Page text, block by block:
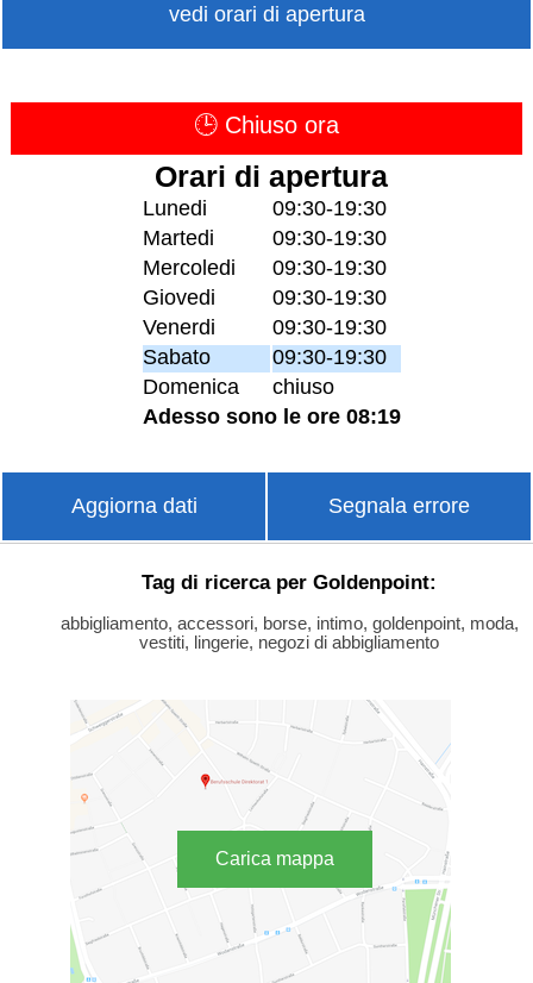
vedi orari di apertura
🕒 Chiuso ora
Orari di apertura
Lunedi
09:30-19:30
Martedi
09:30-19:30
Mercoledi
09:30-19:30
Giovedi
09:30-19:30
Venerdi
09:30-19:30
Sabato
09:30-19:30
Domenica
chiuso
Adesso sono le ore 08:19
Aggiorna dati Segnala errore
Tag di ricerca per Goldenpoint:
abbigliamento, accessori, borse, intimo, goldenpoint, moda,
vestiti, lingerie, negozi di abbigliamento
Carica mappa